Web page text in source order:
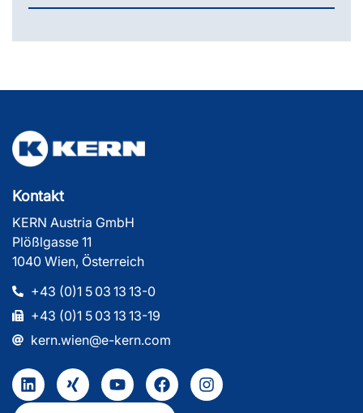
Kontakt
KERN Austria GmbH
Plößlgasse 11
1040 Wien, Österreich
+43 (0)1 5 03 13 13-0
+43 (0)1 5 03 13 13-19
kern.wien@e-kern.com